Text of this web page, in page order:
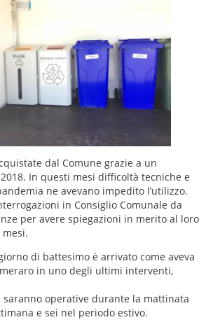
dal Comune grazie a un
In questi mesi difficoltà tecniche e
ne avevano impedito l’utilizzo.
in Consiglio Comunale da
per avere spiegazioni in merito al loro
di battesimo è arrivato come aveva
in uno degli ultimi interventi,
saranno operative durante la mattinata
e sei nel periodo estivo.